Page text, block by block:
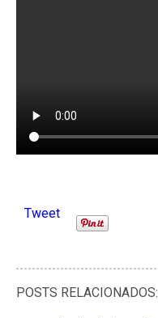
Tweet
POSTS RELACIONADOS: